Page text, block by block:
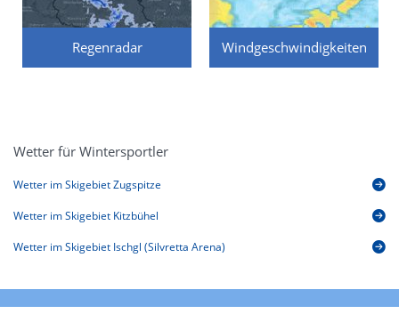
Regenradar Windgeschwindigkeiten
Wetter für Wintersportler
Wetter im Skigebiet Zugspitze
Wetter im Skigebiet Kitzbühel
Wetter im Skigebiet Ischgl (Silvretta Arena)